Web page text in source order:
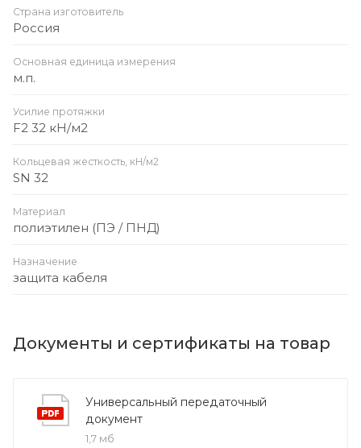
Страна изготовитель
Россия
Основная единица измерения
м.п.
Усилие протяжки
F2 32 кН/м2
Кольцевая жесткость, кН/м2
SN 32
Материал
полиэтилен (ПЭ / ПНД)
Назначение
защита кабеля
Документы и сертификаты на товар
Универсальный передаточный
документ
1,7 мб